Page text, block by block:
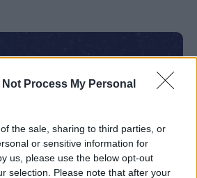
Not Process My Personal
the sale, sharing to third parties, or
or sensitive information for
us, please use the below opt-out
selection. Please note that after your